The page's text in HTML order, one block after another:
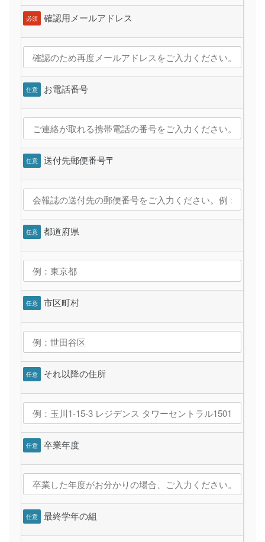
必須 確認用メールアドレス
任意 お電話番号
任意 送付先郵便番号〒
任意 都道府県
任意 市区町村
任意 それ以降の住所
任意 卒業年度
任意 最終学年の組